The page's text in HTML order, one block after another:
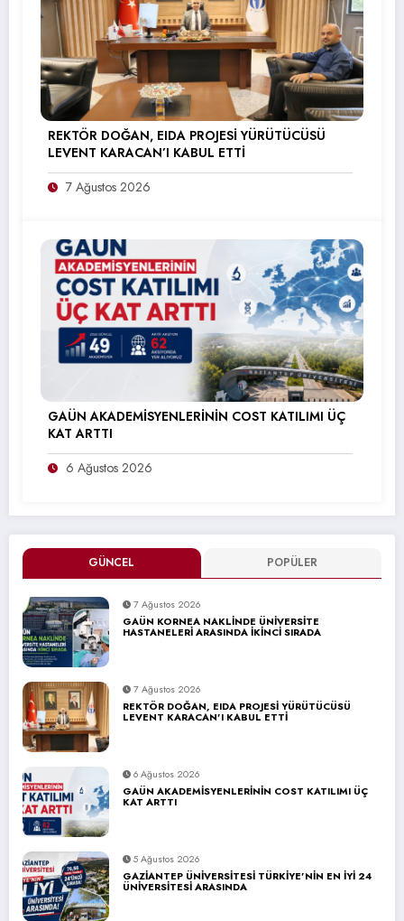
GÜNCEL POPÜLER
7 Ağustos 2026
GAÜN KORNEA NAKLİNDE ÜNİVERSİTE
HASTANELERİ ARASINDA İKİNCİ SIRADA
7 Ağustos 2026
REKTÖR DOĞAN, EIDA PROJESİ YÜRÜTÜCÜSÜ
LEVENT KARACAN’I KABUL ETTİ
6 Ağustos 2026
GAÜN AKADEMİSYENLERİNİN COST KATILIMI ÜÇ
KAT ARTTI
5 Ağustos 2026
GAZİANTEP ÜNİVERSİTESİ TÜRKİYE’NİN EN İYİ 24
ÜNİVERSİTESİ ARASINDA
REKTÖR DOĞAN, EIDA PROJESİ YÜRÜTÜCÜSÜ
LEVENT KARACAN’I KABUL ETTİ
7 Ağustos 2026
GAÜN AKADEMİSYENLERİNİN COST KATILIMI ÜÇ
KAT ARTTI
6 Ağustos 2026